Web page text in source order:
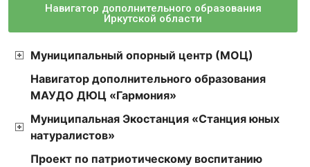
Навигатор дополнительного образования
Иркутской области
Муниципальный опорный центр (МОЦ)
Навигатор дополнительного образования
МАУДО ДЮЦ «Гармония»
Муниципальная Экостанция «Станция юных
натуралистов»
Проект по патриотическому воспитанию